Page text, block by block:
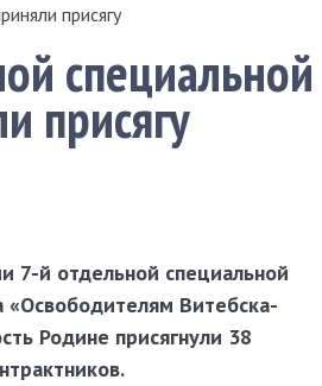
присягу
специальной
присягу
7-й отдельной специальной
Витебска-
Родине присягнули 38